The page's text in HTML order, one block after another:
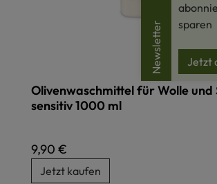
Olivenwaschmittel für Wolle und
sensitiv 1000 ml
Regulärer Preis:
9,90 €
Jetzt kaufen
Newsletter
sparen
Jetzt